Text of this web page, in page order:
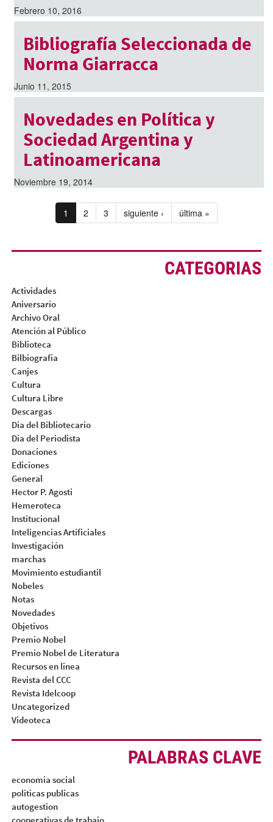
Febrero 10, 2016
Bibliografía Seleccionada de
Norma Giarracca
Junio 11, 2015
Novedades en Política y
Sociedad Argentina y
Latinoamericana
Noviembre 19, 2014
1 2 3 siguiente › última »
CATEGORIAS
Actividades
Aniversario
Archivo Oral
Atención al Público
Biblioteca
Bilbiografia
Canjes
Cultura
Cultura Libre
Descargas
Dia del Bibliotecario
Dia del Periodista
Donaciones
Ediciones
General
Hector P. Agosti
Hemeroteca
Institucional
Inteligencias Artificiales
Investigación
marchas
Movimiento estudiantil
Nobeles
Notas
Novedades
Objetivos
Premio Nobel
Premio Nobel de Literatura
Recursos en linea
Revista del CCC
Revista Idelcoop
Uncategorized
Videoteca
PALABRAS CLAVE
economia social
politicas publicas
autogestion